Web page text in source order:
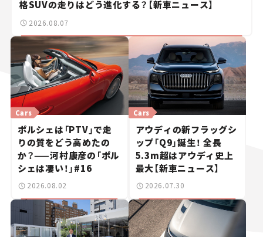
格SUVの走りはどう進化する？【新車ニュース】
2026.08.07
Cars
ポルシェは「PTV」で走
りの質をどう高めたの
か？——河村康彦の「ポル
シェは凄い！」#16
2026.08.02
Cars
アウディの新フラッグシ
ップ「Q9」誕生！ 全長
5.3m超はアウディ史上
最大【新車ニュース】
2026.07.30